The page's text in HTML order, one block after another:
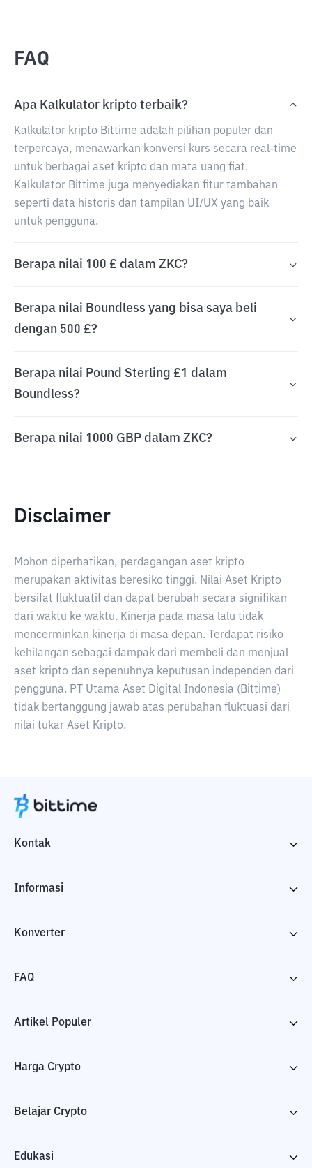
FAQ
Apa Kalkulator kripto terbaik?
Kalkulator kripto Bittime adalah pilihan populer dan
terpercaya, menawarkan konversi kurs secara real-time
untuk berbagai aset kripto dan mata uang fiat.
Kalkulator Bittime juga menyediakan fitur tambahan
seperti data historis dan tampilan UI/UX yang baik
untuk pengguna.
Berapa nilai 100 £ dalam ZKC?
Berapa nilai Boundless yang bisa saya beli
dengan 500 £?
Berapa nilai Pound Sterling £1 dalam
Boundless?
Berapa nilai 1000 GBP dalam ZKC?
Disclaimer
Mohon diperhatikan, perdagangan aset kripto
merupakan aktivitas beresiko tinggi. Nilai Aset Kripto
bersifat fluktuatif dan dapat berubah secara signifikan
dari waktu ke waktu. Kinerja pada masa lalu tidak
mencerminkan kinerja di masa depan. Terdapat risiko
kehilangan sebagai dampak dari membeli dan menjual
aset kripto dan sepenuhnya keputusan independen dari
pengguna. PT Utama Aset Digital Indonesia (Bittime)
tidak bertanggung jawab atas perubahan fluktuasi dari
nilai tukar Aset Kripto.
Kontak
Informasi
Konverter
FAQ
Artikel Populer
Harga Crypto
Belajar Crypto
Edukasi